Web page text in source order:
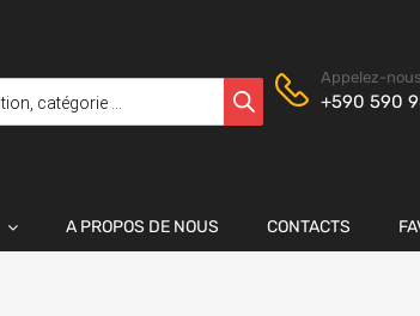
Appelez-
+590 590
A PROPOS DE NOUS CONTACTS